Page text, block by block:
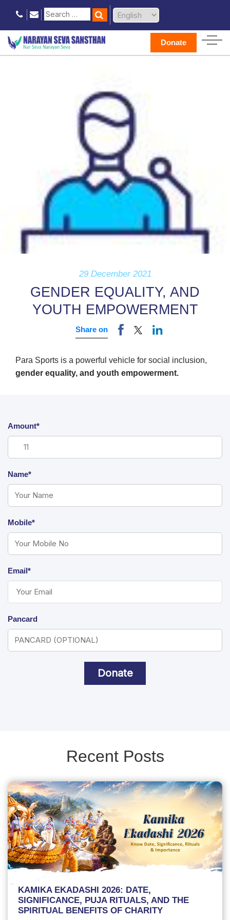
Donate
29 December 2021
GENDER EQUALITY, AND
YOUTH EMPOWERMENT
Share on
Para Sports is a powerful vehicle for social inclusion,
gender equality, and youth empowerment.
Amount*
Name*
Mobile*
Email*
Pancard
Donate
Recent Posts
KAMIKA EKADASHI 2026: DATE,
SIGNIFICANCE, PUJA RITUALS, AND THE
SPIRITUAL BENEFITS OF CHARITY